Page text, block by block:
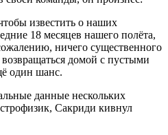
известить о наших
18 месяцев нашего полёта,
ничего существенного
домой с пустыми
один шанс.
данные нескольких
Сакриди кивнул